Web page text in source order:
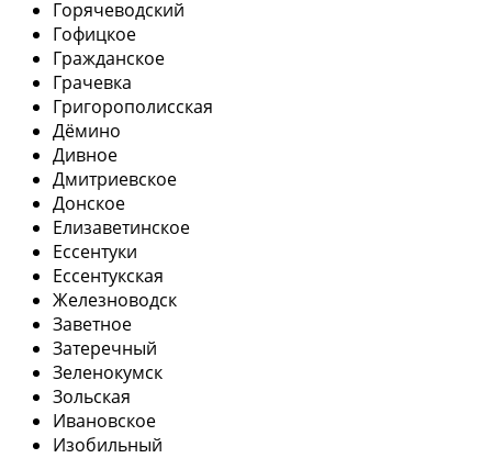
Горячеводский
Гофицкое
Гражданское
Грачевка
Григорополисская
Дёмино
Дивное
Дмитриевское
Донское
Елизаветинское
Ессентуки
Ессентукская
Железноводск
Заветное
Затеречный
Зеленокумск
Зольская
Ивановское
Изобильный